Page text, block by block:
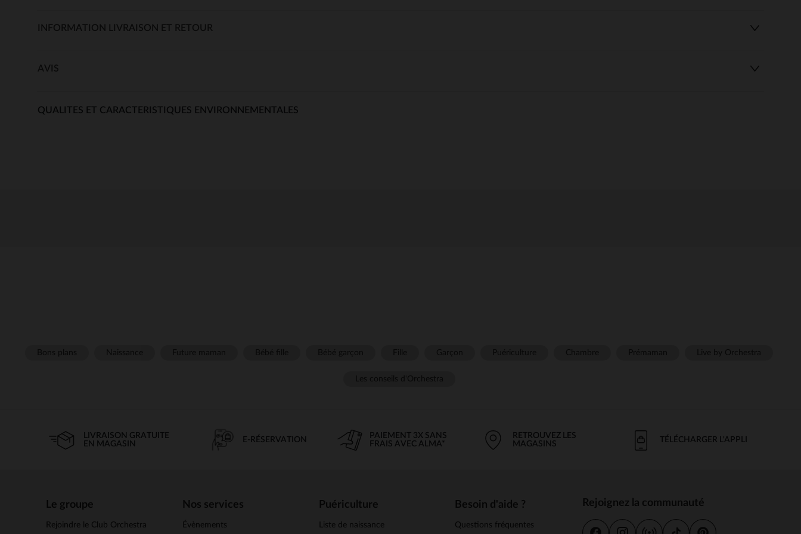
INFORMATION LIVRAISON ET RETOUR
AVIS
QUALITES ET CARACTERISTIQUES ENVIRONNEMENTALES
LIVRAISON GRATUITE
EN MAGASIN
E-RÉSERVATION
PAIEMENT 3X SANS
FRAIS AVEC ALMA*
RETROUVEZ LES
MAGASINS
TÉLÉCHARGER L'APPLI
Le groupe
Rejoindre le Club Orchestra
Nos services
Évènements
Puériculture
Liste de naissance
Besoin d'aide ?
Questions fréquentes
Rejoignez la communauté